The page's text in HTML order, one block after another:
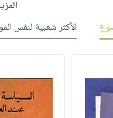
الأكثر شعبية لنفس